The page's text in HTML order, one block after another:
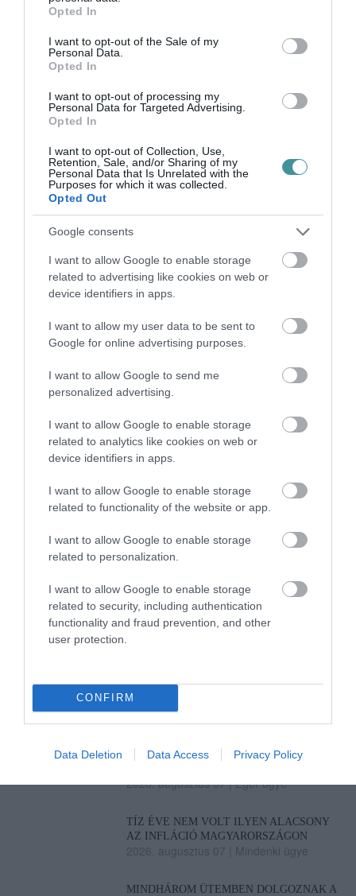
grant or deny consent to Google and its third-party tags to
use your data for below specified purposes in below Google
consent section.
Opted In
I want to opt-out of the Sale of my
Personal Data.
Opted In
I want to opt-out of processing my
Personal Data for Targeted Advertising.
Opted In
I want to opt-out of Collection, Use,
Retention, Sale, and/or Sharing of my
Personal Data that Is Unrelated with the
Purposes for which it was collected.
Opted Out
Google consents
I want to allow Google to enable storage
related to advertising like cookies on web or
device identifiers in apps.
I want to allow my user data to be sent to
Google for online advertising purposes.
I want to allow Google to send me
personalized advertising.
I want to allow Google to enable storage
related to analytics like cookies on web or
device identifiers in apps.
I want to allow Google to enable storage
related to functionality of the website or app.
I want to allow Google to enable storage
related to personalization.
I want to allow Google to enable storage
related to security, including authentication
functionality and fraud prevention, and other
user protection.
CONFIRM
Data Deletion Data Access Privacy Policy
idei év reményt ad arra, hogy Gombosi
környék legjobb pálinkafőzdéi között.
Gombosi Pálinkafőző prémium kategóriás
termékeivel emelheted az események
színvonalát! Látogass el a
rendeljmég ma a magyar hagyományoknak
megfelelő gyümölcsökből készült párlatok
közül! Fogyaszd örömmel de felelősséggel!
Ne maradjon le a legfrissebb hírekről, kövessen
bennünket az EGRI ÜGYEK Google Hírek oldalán!
VISSZA A FŐOLDALRA
Legfrissebb híreink
TÖBB MINT EGY HÓNAP IS LEHET, MIRE
TELJESEN ÚJRAINDUL A P...
2026. augusztus 07
DIGITÁLIS TANULÁS ELŐNYEI
2026. augusztus 07
LEÁLLÍTOTT SZOLGÁLTATÁSOK AZ
2026. augusztus 07|Eger ügye
TÍZ ÉVE NEM VOLT ILYEN ALACSONY
AZ INFLÁCIÓ MAGYARORSZÁGON
2026. augusztus 07 Mindenki ügye
MINDHÁROM ÜTEMBEN DOLGOZNAK A